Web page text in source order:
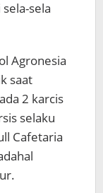
sela
Agronesia
saat
2 karcis
selaku
Cafetaria